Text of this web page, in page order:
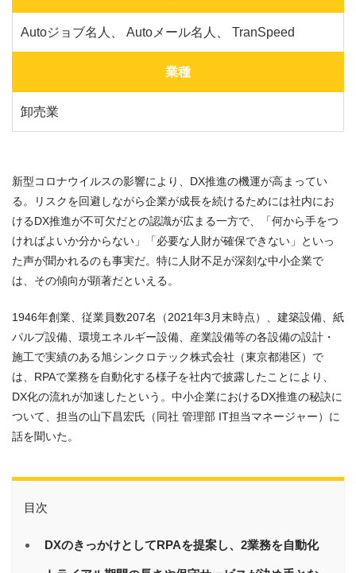
Autoジョブ名人 Autoメール名人 TranSpeed
業種
卸売業
新型コロナウイルスの影響により、DX推進の機運が高まってい
る。リスクを回避しながら企業が成長を続けるためには社内にお
けるDX推進が不可欠だとの認識が広まる一方で、「何から手をつ
ければよいか分からない」「必要な人財が確保できない」といっ
た声が聞かれるのも事実だ。特に人財不足が深刻な中小企業で
は、その傾向が顕著だといえる。
1946年創業、従業員数207名（2021年3月末時点）、建築設備、紙
パルプ設備、環境エネルギー設備、産業設備等の各設備の設計・
施工で実績のある旭シンクロテック株式会社（東京都港区）で
は、RPAで業務を自動化する様子を社内で披露したことにより、
DX化の流れが加速したという。中小企業におけるDX推進の秘訣に
ついて、担当の山下昌宏氏（同社 管理部 IT担当マネージャー）に
話を聞いた。
目次
DXのきっかけとしてRPAを提案し、2業務を自動化